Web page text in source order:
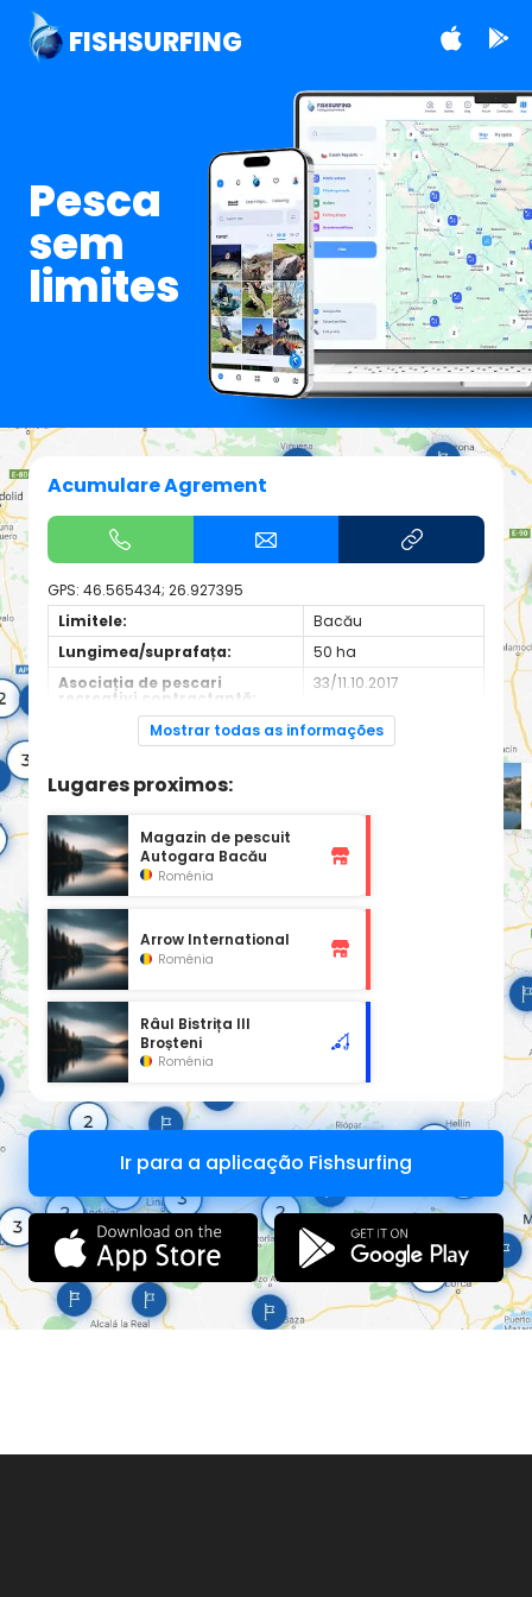
FISHSURFING
Pesca
sem
limites
Acumulare Agrement
GPS: 46.565434; 26.927395
Limitele:
Bacău
Lungimea/suprafața:
50 ha
Asociația de pescari
recreativi contractantă:
33/11.10.2017
Site de informații: http://ajvpsbc.ro/
Mostrar todas as informações
Lugares proximos:
Magazin de pescuit
Autogara Bacău
Roménia
Arrow International
Roménia
Râul Bistrița III
Broșteni
Roménia
Ir para a aplicação Fishsurfing